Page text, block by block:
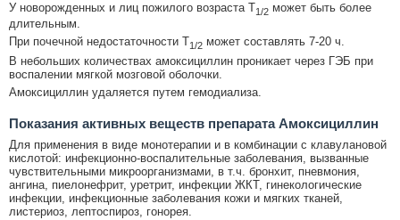
У новорожденных и лиц пожилого возраста T1/2 может быть более
длительным.
При почечной недостаточности T1/2 может составлять 7-20 ч.
В небольших количествах амоксициллин проникает через ГЭБ при
воспалении мягкой мозговой оболочки.
Амоксициллин удаляется путем гемодиализа.
Показания активных веществ препарата Амоксициллин
Для применения в виде монотерапии и в комбинации с клавулановой
кислотой: инфекционно-воспалительные заболевания, вызванные
чувствительными микроорганизмами, в т.ч. бронхит, пневмония,
ангина, пиелонефрит, уретрит, инфекции ЖКТ, гинекологические
инфекции, инфекционные заболевания кожи и мягких тканей,
листериоз, лептоспироз, гонорея.